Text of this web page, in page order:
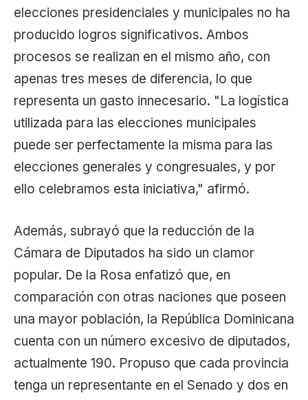
elecciones presidenciales y municipales no ha
producido logros significativos. Ambos
procesos se realizan en el mismo año, con
apenas tres meses de diferencia, lo que
representa un gasto innecesario. "La logística
utilizada para las elecciones municipales
puede ser perfectamente la misma para las
elecciones generales y congresuales, y por
ello celebramos esta iniciativa," afirmó.
Además, subrayó que la reducción de la
Cámara de Diputados ha sido un clamor
popular. De la Rosa enfatizó que, en
comparación con otras naciones que poseen
una mayor población, la República Dominicana
cuenta con un número excesivo de diputados,
actualmente 190. Propuso que cada provincia
tenga un representante en el Senado y dos en